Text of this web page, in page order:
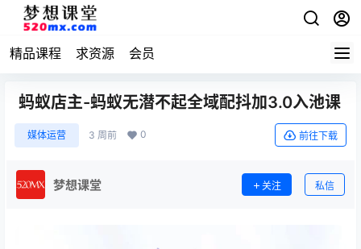
精品课程 求资源 会员
蚂蚁店主-蚂蚁无潜不起全域配抖加3.0入池课
媒体运营 3 周前 0 前往下载
梦想课堂 关注 私信